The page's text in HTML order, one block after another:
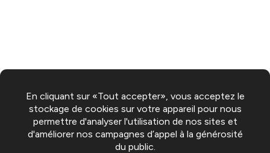
En cliquant sur «Tout accepter», vous acceptez le
stockage de cookies sur votre appareil pour nous
permettre d'analyser l'utilisation de nos sites et
d'améliorer nos campagnes d’appel à la générosité
du public.